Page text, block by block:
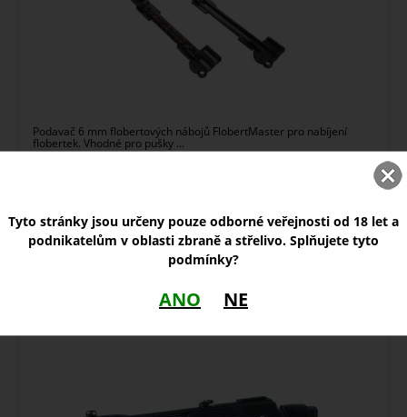
Podavač 6 mm flobertových nábojů FlobertMaster pro nabíjení
flobertek. Vhodné pro pušky ...
80,00Kč
Vzduchovka Gamo CFX 5,5 mm
Tyto stránky jsou určeny pouze odborné veřejnosti od 18 let a
podnikatelům v oblasti zbraně a střelivo. Splňujete tyto
podmínky?
ANO NE